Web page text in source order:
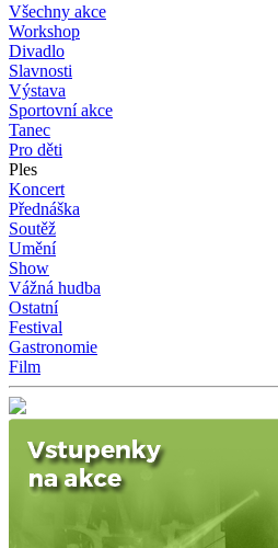
Všechny akce
Workshop
Divadlo
Slavnosti
Výstava
Sportovní akce
Tanec
Pro děti
Ples
Koncert
Přednáška
Soutěž
Umění
Show
Vážná hudba
Ostatní
Festival
Gastronomie
Film